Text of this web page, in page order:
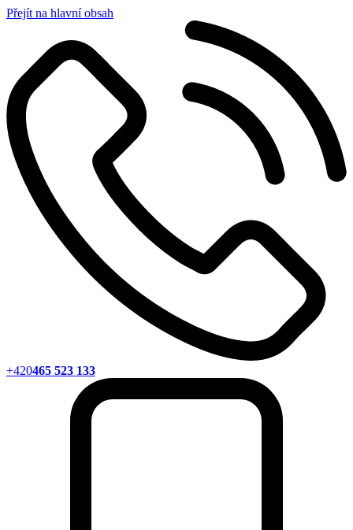
Přejít na hlavní obsah
+420465 523 133